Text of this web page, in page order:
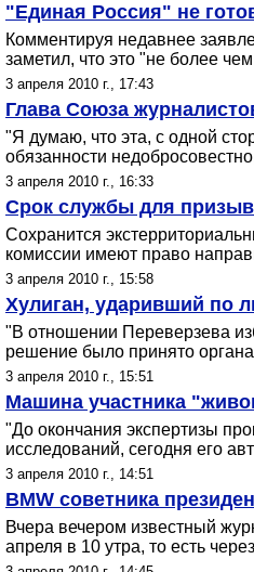
"Единая Россия" не
Комментируя недавнее
заметил, что это "не более
3 апреля 2010 г., 17:43
Глава Союза
"Я думаю, что эта, с одной
обязанности
3 апреля 2010 г., 16:33
Срок службы для
Сохранится
комиссии имеют право
3 апреля 2010 г., 15:58
Хулиган, ударивший по
"В отношении Переверзева
решение было принято
3 апреля 2010 г., 15:51
Машина участника
"До окончания экспертизы
исследований, сегодня его
3 апреля 2010 г., 14:51
BMW cоветника
Вчера вечером известный
апреля в 10 утра, то есть